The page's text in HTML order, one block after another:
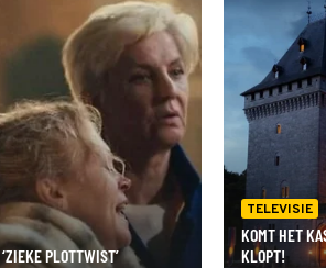
PLOTTWIST’
TELEVISIE
KOMT HET
KLOPT!